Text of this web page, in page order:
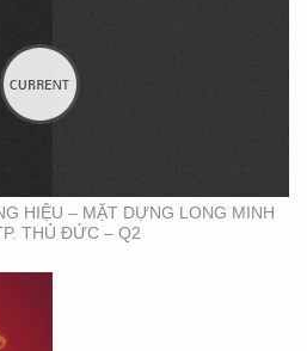
HIỆU – MẶT DỰNG LONG MINH
THỦ ĐỨC – Q2